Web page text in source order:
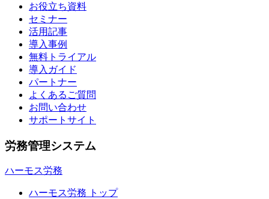
お役立ち資料
セミナー
活用記事
導入事例
無料トライアル
導入ガイド
パートナー
よくあるご質問
お問い合わせ
サポートサイト
労務管理システム
ハーモス労務
ハーモス労務 トップ